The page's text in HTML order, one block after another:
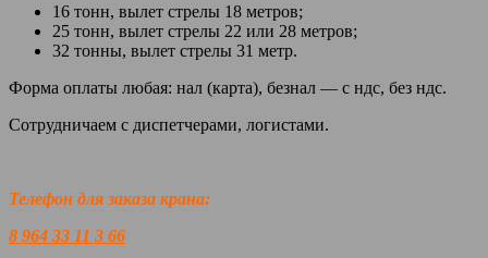
16 тонн, вылет стрелы 18 метров;
25 тонн, вылет стрелы 22 или 28 метров;
32 тонны, вылет стрелы 31 метр.
Форма оплаты любая: нал (карта), безнал — с ндс, без ндс.
Сотрудничаем с диспетчерами, логистами.
Телефон для заказа крана:
8 964 33 11 3 66